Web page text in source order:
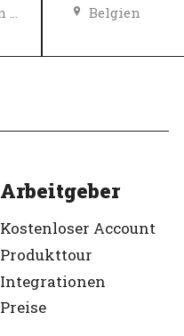
Belgien
Arbeitgeber
Kostenloser Account
Produkttour
Integrationen
Preise